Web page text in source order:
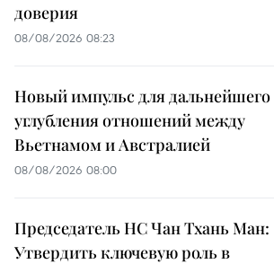
доверия
08/08/2026 08:23
Новый импульс для дальнейшего
углубления отношений между
Вьетнамом и Австралией
08/08/2026 08:00
Председатель НС Чан Тхань Ман:
Утвердить ключевую роль в